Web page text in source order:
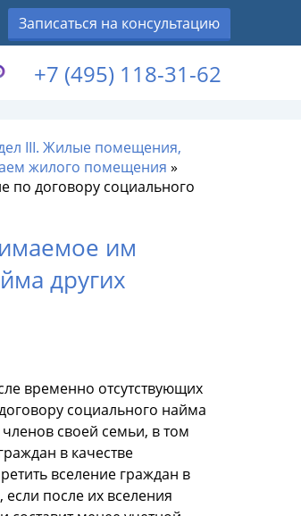
Записаться на консультацию
+7 (495) 118-31-62
III. Жилые помещения,
жилого помещения »
по договору социального
им
других
временно отсутствующих
социального найма
своей семьи, в том
в качестве
вселение граждан в
после их вселения